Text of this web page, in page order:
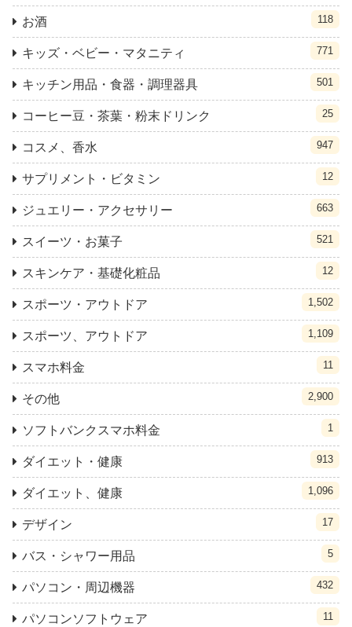
お酒 118
キッズ・ベビー・マタニティ 771
キッチン用品・食器・調理器具 501
コーヒー豆・茶葉・粉末ドリンク 25
コスメ、香水 947
サプリメント・ビタミン 12
ジュエリー・アクセサリー 663
スイーツ・お菓子 521
スキンケア・基礎化粧品 12
スポーツ・アウトドア 1,502
スポーツ、アウトドア 1,109
スマホ料金 11
その他 2,900
ソフトバンクスマホ料金 1
ダイエット・健康 913
ダイエット、健康 1,096
デザイン 17
バス・シャワー用品 5
パソコン・周辺機器 432
パソコンソフトウェア 11